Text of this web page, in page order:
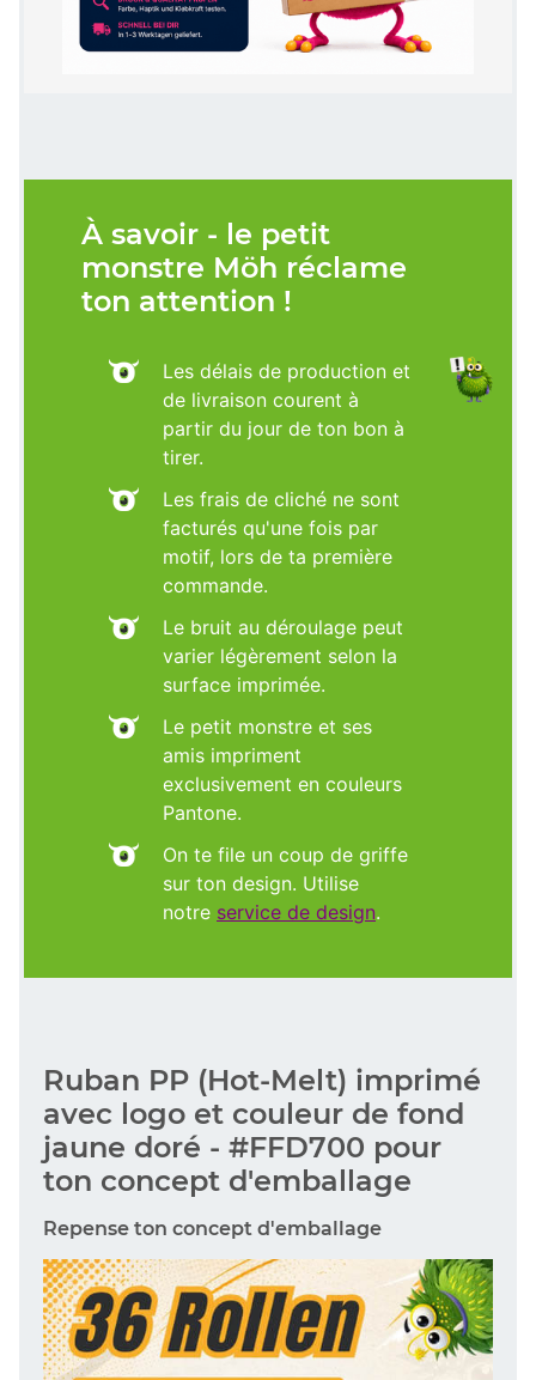
À savoir - le petit
monstre Möh réclame
ton attention !
Les délais de production et
de livraison courent à
partir du jour de ton bon à
tirer.
Les frais de cliché ne sont
facturés qu'une fois par
motif, lors de ta première
commande.
Le bruit au déroulage peut
varier légèrement selon la
surface imprimée.
Le petit monstre et ses
amis impriment
exclusivement en couleurs
Pantone.
On te file un coup de griffe
sur ton design. Utilise
notre service de design.
Ruban PP (Hot-Melt) imprimé
avec logo et couleur de fond
jaune doré - #FFD700 pour
ton concept d'emballage
Repense ton concept d'emballage